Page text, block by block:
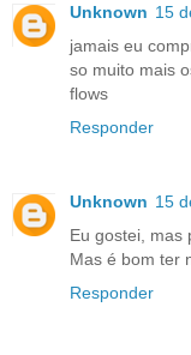
Unknown 15
jamais eu
so muito mais
flows
Responder
Unknown 15
Eu gostei, mas
Mas é bom ter
Responder